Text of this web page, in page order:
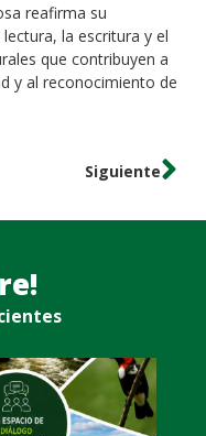
reafirma su
la escritura y el
que contribuyen a
y al reconocimiento de
Siguiente